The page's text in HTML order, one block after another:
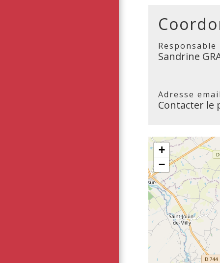
Responsable
Sandrine
Adresse email
Contacter le
+
−